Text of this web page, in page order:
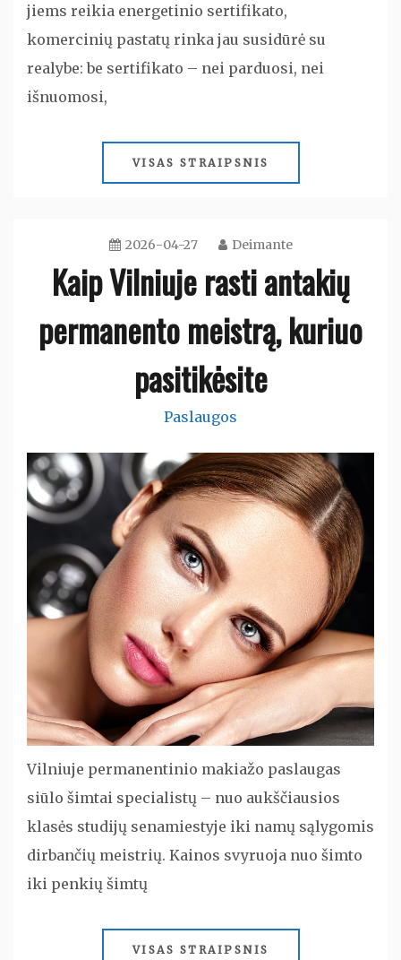
jiems reikia energetinio sertifikato,
komercinių pastatų rinka jau susidūrė su
realybe: be sertifikato – nei parduosi, nei
išnuomosi,
VISAS STRAIPSNIS
2026-04-27 Deimante
Kaip Vilniuje rasti antakių
permanento meistrą, kuriuo
pasitikėsite
Paslaugos
Vilniuje permanentinio makiažo paslaugas
siūlo šimtai specialistų – nuo aukščiausios
klasės studijų senamiestyje iki namų sąlygomis
dirbančių meistrių. Kainos svyruoja nuo šimto
iki penkių šimtų
VISAS STRAIPSNIS